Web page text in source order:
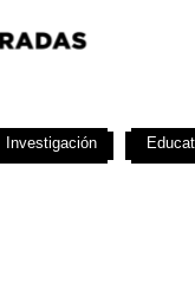
Investigación